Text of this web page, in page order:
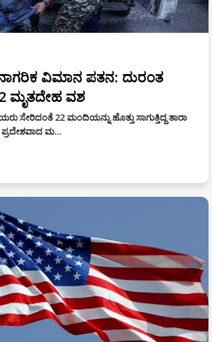
ವಿಮಾನ ಪತನ: ದುರಂತ
ಮೃತದೇಹ ವಶ
ಸೇರಿದಂತೆ 22 ಮಂದಿಯನ್ನು ಹೊತ್ತು ಸಾಗುತ್ತಿದ್ದ ತಾರಾ
ಮ…